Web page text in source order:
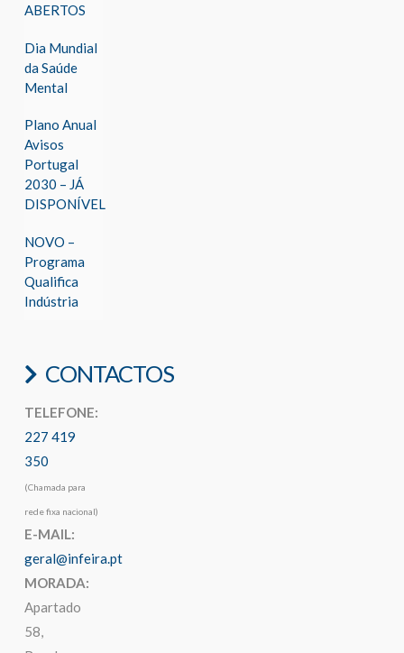
ABERTOS
Dia Mundial
da Saúde
Mental
Plano Anual
Avisos
Portugal
2030 – JÁ
DISPONÍVEL
NOVO –
Programa
Qualifica
Indústria
CONTACTOS
TELEFONE:
227 419
350
(Chamada para
rede fixa nacional)
E-MAIL:
geral@infeira.pt
MORADA:
Apartado
58,